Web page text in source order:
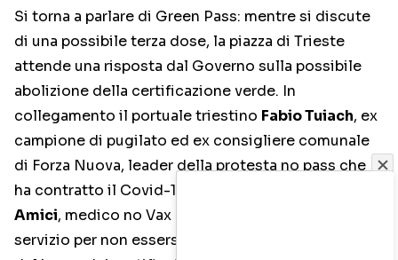
Si torna a parlare di Green Pass: mentre si discute
di una possibile terza dose, la piazza di Trieste
attende una risposta dal Governo sulla possibile
abolizione della certificazione verde. In
collegamento il portuale triestino Fabio Tuiach, ex
campione di pugilato ed ex consigliere comunale
di Forza Nuova, leader della protesta no pass che
ha contratto il Covid-19. In studio tornerà
Amici, medico no Vax di Ardea sospeso dal
servizio per non essersi vaccinato. Per dibattere